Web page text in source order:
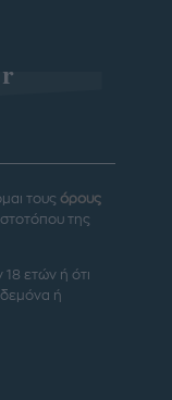
τους όρους
της
ετών ή ότι
ή